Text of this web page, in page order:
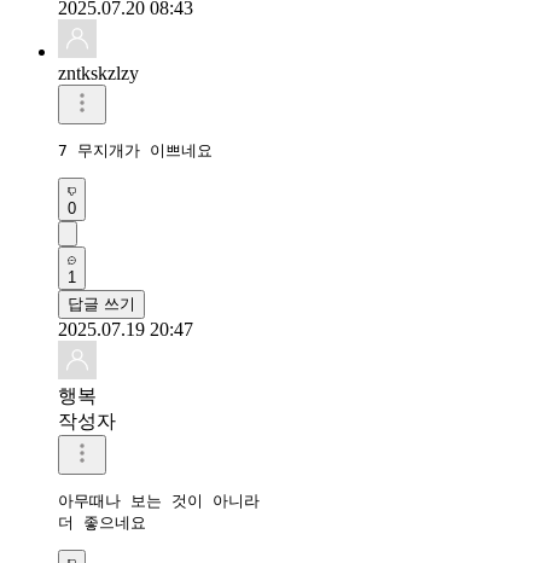
2025.07.20 08:43
zntkskzlzy
7 무지개가 이쁘네요
0
1
답글 쓰기
2025.07.19 20:47
행복
작성자
아무때나 보는 것이 아니라
더 좋으네요